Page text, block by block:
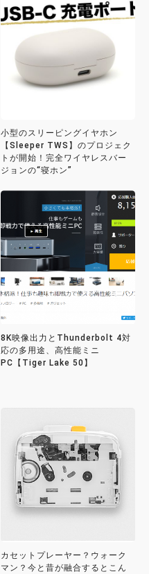
小型のスリーピングイヤホン
【Sleeper TWS】のプロジェク
トが開始！完全ワイヤレスバー
ジョンの“寝ホン”
8K映像出力とThunderbolt 4対
応の多用途、高性能ミニ
PC【Tiger Lake 50】
カセットプレーヤー？ウォーク
マン？今と昔が融合するとこん